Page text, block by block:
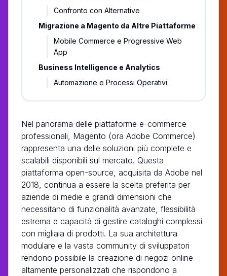
Confronto con Alternative
Migrazione a Magento da Altre Piattaforme
Mobile Commerce e Progressive Web
App
Business Intelligence e Analytics
Automazione e Processi Operativi
Nel panorama delle piattaforme e-commerce
professionali, Magento (ora Adobe Commerce)
rappresenta una delle soluzioni più complete e
scalabili disponibili sul mercato. Questa
piattaforma open-source, acquisita da Adobe nel
2018, continua a essere la scelta preferita per
aziende di medie e grandi dimensioni che
necessitano di funzionalità avanzate, flessibilità
estrema e capacità di gestire cataloghi complessi
con migliaia di prodotti. La sua architettura
modulare e la vasta community di sviluppatori
rendono possibile la creazione di negozi online
altamente personalizzati che rispondono a